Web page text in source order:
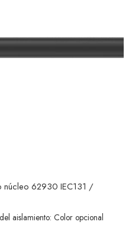
núcleo 62930 IEC131 /
aislamiento: Color opcional